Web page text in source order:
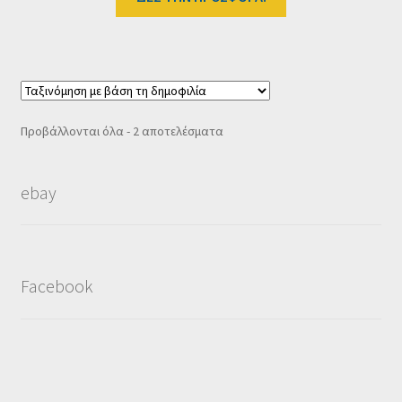
49.90 €. είναι:
Προβάλλονται όλα - 2 αποτελέσματαSorted
ebay
Facebook